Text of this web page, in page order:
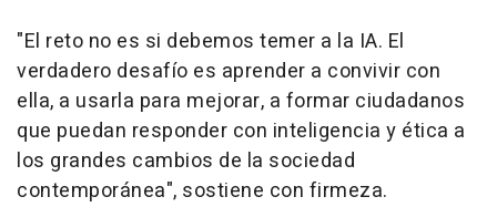
"El reto no es si debemos temer a la IA. El
verdadero desafío es aprender a convivir con
ella, a usarla para mejorar, a formar ciudadanos
que puedan responder con inteligencia y ética a
los grandes cambios de la sociedad
contemporánea", sostiene con firmeza.